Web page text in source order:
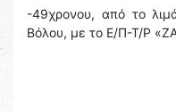
-49χρονου, από το
Βόλου, με το Ε/Π-Τ/Ρ